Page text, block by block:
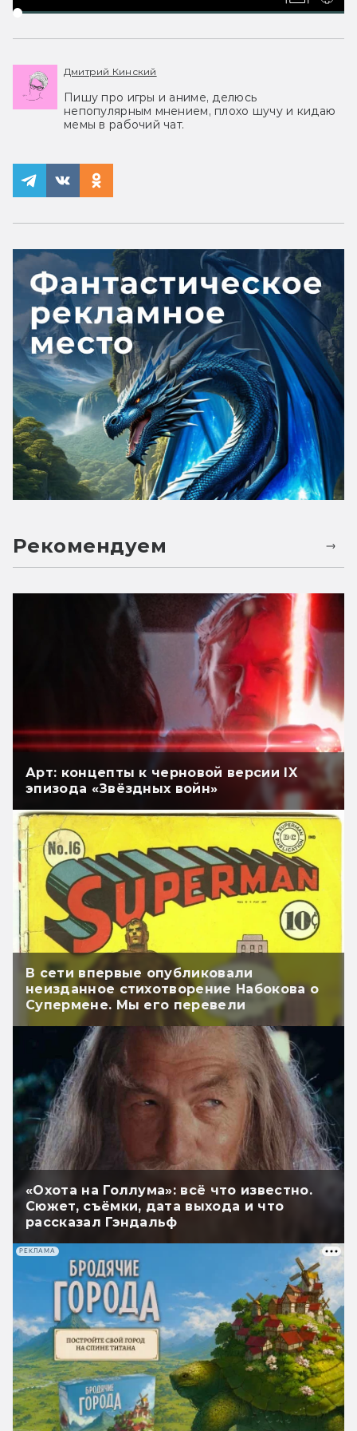
Дмитрий Кинский
Пишу про игры и аниме, делюсь
непопулярным мнением, плохо шучу и кидаю
мемы в рабочий чат.
Рекомендуем
Арт: концепты к черновой версии IX
эпизода «Звёздных войн»
В сети впервые опубликовали
неизданное стихотворение Набокова о
Супермене. Мы его перевели
«Охота на Голлума»: всё что известно.
Сюжет, съёмки, дата выхода и что
рассказал Гэндальф
РЕКЛАМА